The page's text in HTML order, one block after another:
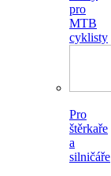
pro
MTB
cyklisty
Pro
štěrkaře
a
silničáře